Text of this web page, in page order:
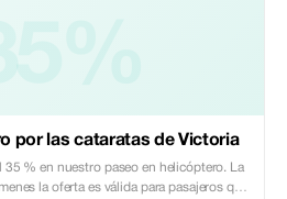
por las cataratas de Victoria
35 % en nuestro paseo en helicóptero. La
que